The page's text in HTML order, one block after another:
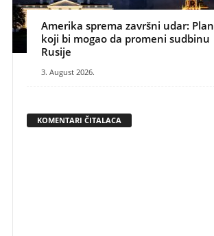
Amerika sprema završni udar: Plan
koji bi mogao da promeni sudbinu
Rusije
3. August 2026.
KOMENTARI ČITALACA